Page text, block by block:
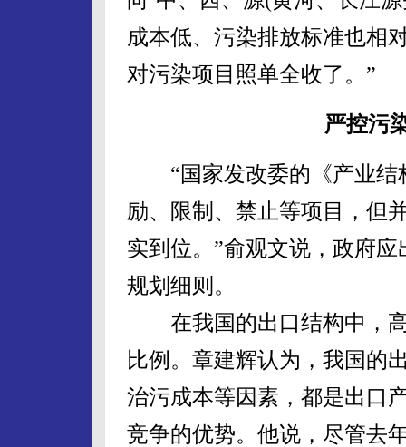
成本低、污染排放标准也相
对污染项目照单全收了。”
严控污
“国家发改委的《产业结
励、限制、禁止等项目，但
实到位。”俞观文说，政府
规划细则。
在我国的出口结构中，高
比例。章建辉认为，我国的
治污成本等因素，都是出口
竞争的优势。他说，尽管去